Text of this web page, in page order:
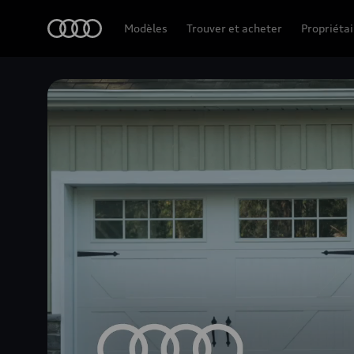
Modèles Trouver et acheter